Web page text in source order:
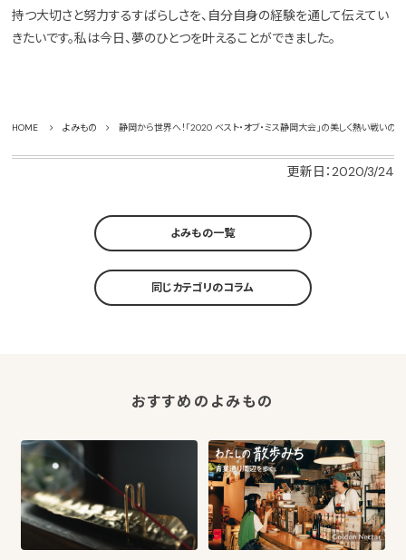
持つ大切さと努力するすばらしさを、自分自身の経験を通して伝えてい
きたいです。私は今日、夢のひとつを叶えることができました。
HOME よみもの 静岡から世界へ！「2020 ベスト・オブ・ミス静岡大会」の美しく熱い戦いの
更新日：2020/3/24
よみもの一覧
同じカテゴリのコラム
おすすめのよみもの